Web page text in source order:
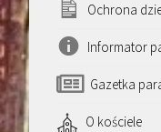
Ochrona
Informator
Gazetka
O kościele